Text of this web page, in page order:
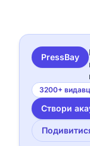
PressBay
3200+
Створи